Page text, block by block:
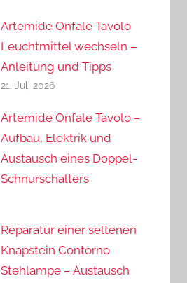
Artemide Onfale Tavolo
Leuchtmittel wechseln –
Anleitung und Tipps
21. Juli 2026
Artemide Onfale Tavolo –
Aufbau, Elektrik und
Austausch eines Doppel-
Schnurschalters
Reparatur einer seltenen
Knapstein Contorno
Stehlampe – Austausch